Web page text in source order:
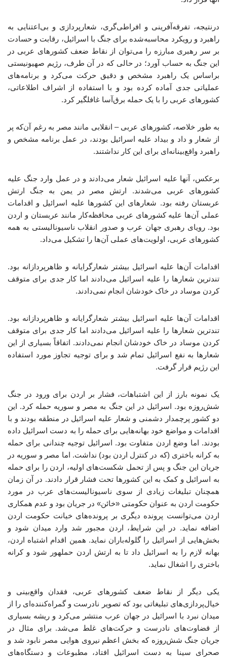
درنتیجه، تفرقه‌آفرینی و افراطی‌گری، شعارپردازی و بی‌اعتنایی به
راهبرد و رویکرد محاسبه‌شده برای جنگ با اسرائیل، رقابت و حسادت
بر سر رهبری مبارزه را می‌توان از نقاط ضعف کشورهای عربی در
این جنگ به حساب آورد؛ در حالی‌ که در آن طرف، رژیم صهیونیستی
براساس یک راهبرد مشخص و دقیق حرکت می‌کرد و برنامه‌های
عملیاتی جدی آماده کرده بود و با استفاده از اشراف اطلاعاتی،
کشورهای عربی را با یک حمله برق‌آسا غافلگیر کرد.
به طور خلاصه، کشورهای عربی – انقلابی مانند مصر به رغم آن‌که پر
از شعار و داد و بیداد علیه اسرائیل بودند، در عمل برنامه مشخص و
راهبرد واقع‌بینانه‌ای برای این کار نداشتند.
برعکس، آنها علیه اسرائیل شعار می‌دادند و در عمل وارد جنگ علیه
کشورهای عربی می‌شدند. ارتش مصر در یمن به جنگ ارتش
عربستان رفته بود. شعارهای این کشورها علیه اسرائیل و اقدامات
عملی آن‌ها علیه کشورهای عربی محافظه‌کار مانند عربستان و اردن
بود. رویای رهبری جهان عرب و صدور انقلاب ناسیونالیستی به همه
کشورهای عربی، اولویت‌های عملی آن‌ها را تشکیل می‌داد.
اقدامات آن‌ها علیه اسرائیل بیشتر شعارگرایانه و ظاهرپردازانه بود.
تندترین شعارها را علیه اسرائیل می‌دادند اما کار جدی برای متوقف
کردن موساد در خاک خودشان انجام نمی‌دادند.
اقدامات آن‌ها علیه اسرائیل بیشتر شعارگرایانه و ظاهرپردازانه بود.
تندترین شعارها را علیه اسرائیل می‌دادند اما کار جدی برای متوقف
کردن موساد در خاک خودشان انجام نمی‌دادند. اتفاقاً بسیاری از این
شعارها به نفع اسرائیل تمام شد و برای توجیه تجاوز مورد استفاده
این رژیم قرار گرفت.
یک نمونه بارز از این اشتباهات، فشار بر اردن برای ورود در جنگ
شش‌روزه بود. اسرائیل در این جنگ به مصر و سوریه حمله کرد. این
دو کشور پرچمدار دشمنی و شعار علیه اسرائیل در منطقه بودند و با
اقدامات و مواضع خود بهانه‌هایی برای حمله را به دست اسرائیل داده
بودند. اما وضع اردن متفاوت بود. اسرائیل توجیه چندانی برای حمله
به کرانه باختری (که در کنترل اردن بود) نداشت. اما مصر و سوریه در
جریان این جنگ و پس از تحمل شکست‌های اولیه، اردن را برای حمله
به اسرائیل و کمک به این کشورها تحت فشار قرار دادند. در آن زمان
همچنان تبلیغات زیادی از سوی ناسیونالیست‌های عرب در مورد
حکومت اردن به عنوان حکومتی «خائن» در جریان بود و عدم همکاری
اردن می‌توانست پرونده دیگری بر پرونده‌های خیانت حکومت اردن
اضافه نماید. در این شرایط، اردن مجبور شد وارد میدان شود و
بخش‌هایی از اسرائیل را گلوله‌باران نماید. همین اقدام اشتباه اردن،
بهانه لازم را به اسرائیل داد تا به ارتش اردن حملهور شود و کرانه
باختری را اشغال نماید.
یکی دیگر از نقاط ضعف کشورهای عربی، فقدان واقع‌بینی و
خیال‌پردازی‌های تبلیغاتی بود که تصویر نادرست و گمراه‌کننده‌ای را از
میدان نبرد با اسرائیل در جهان عرب منتشر می‌کرد و ریشه بسیاری
از قضاوت‌های نادرست و حرکت‌های غلط می‌شد. برای مثال در
جریان جنگ شش‌روزه که بخش اعظم نیروی هوایی مصر نابود شد و
صحرای سینا به دست اسرائیل افتاد، مطبوعات و دستگاه‌های